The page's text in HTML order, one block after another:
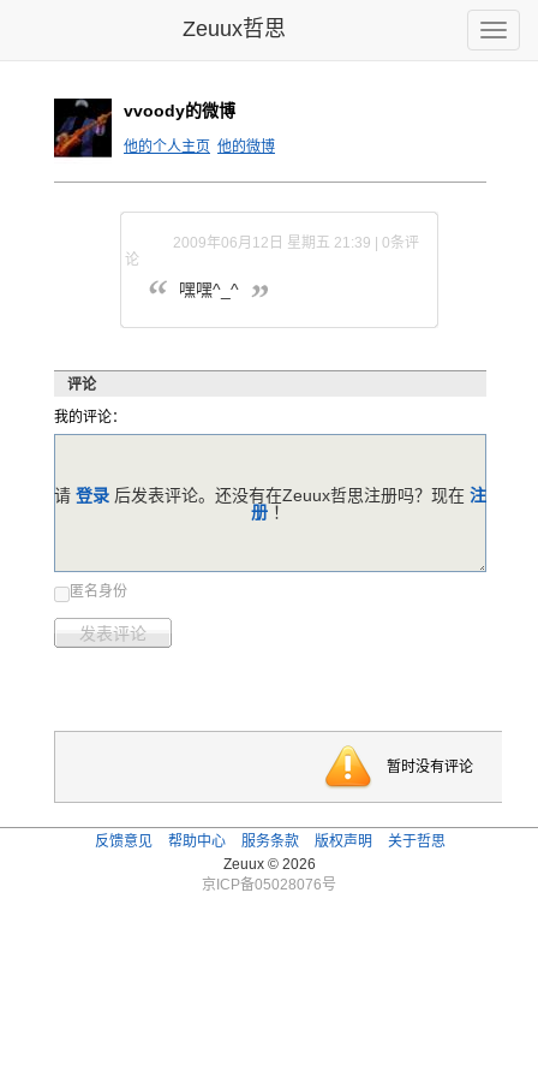
Toggle
Zeuux哲思
vvoody的微博
他的个人主页 他的微博
2009年06月12日 星期五 21:39 | 0条评
论
嘿嘿^_^
评论
我的评论：
匿名身份
发表评论
请 登录 后发表评论。还没有在Zeuux哲思注册吗？现在 注
册 ！
暂时没有评论
反馈意见 帮助中心 服务条款 版权声明
关于哲思
Zeuux © 2026
京ICP备05028076号